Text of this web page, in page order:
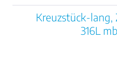
Kreuzstück-lang,
316L